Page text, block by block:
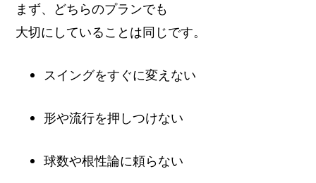
まず、どちらのプランでも
大切にしていることは同じです。
スイングをすぐに変えない
形や流行を押しつけない
球数や根性論に頼らない